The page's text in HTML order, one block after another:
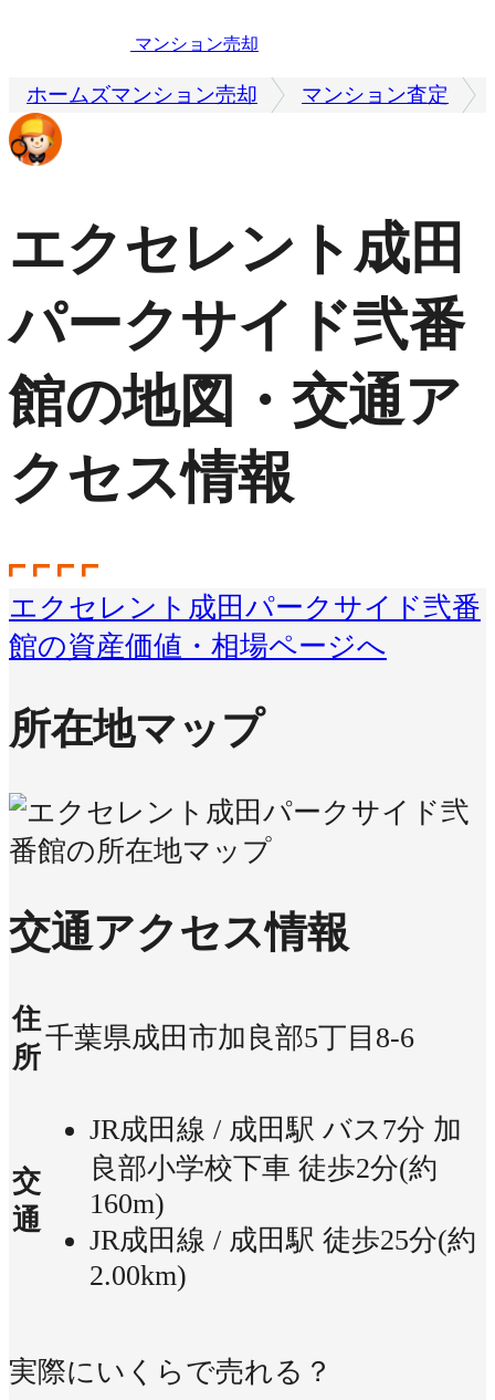
マンション売却
ホームズマンション売却 マンション査定
エクセレント成田
パークサイド弐番
館の地図・交通ア
クセス情報
エクセレント成田パークサイド弐番
館の資産価値・相場ページへ
所在地マップ
交通アクセス情報
住
所
千葉県成田市加良部5丁目8-6
交
通
JR成田線 / 成田駅 バス7分 加
良部小学校下車 徒歩2分(約
160m)
JR成田線 / 成田駅 徒歩25分(約
2.00km)
実際にいくらで売れる？